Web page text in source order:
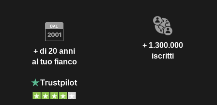
+ di 20 anni
al tuo fianco
+ 1.300.000
iscritti